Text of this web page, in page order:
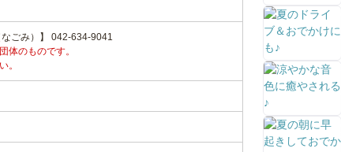
なごみ）】 042-634-9041
体のものです。
。